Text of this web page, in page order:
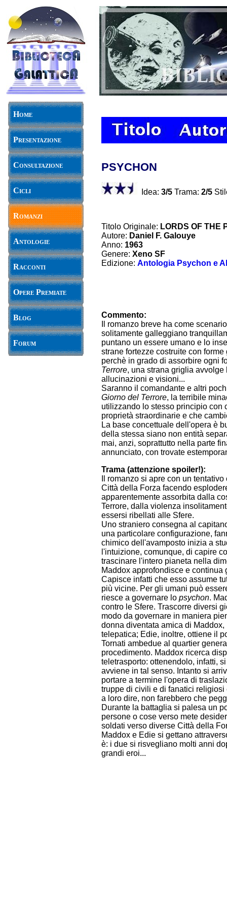
Home
Presentazione
Consultazione
Cicli
Romanzi
Antologie
Racconti
Opere Premiate
Blog
Forum
PSYCHON
Idea: 3/5 Trama: 2/5
Titolo Originale: LORDS OF THE
Autore: Daniel F. Galouye
Anno: 1963
Genere: Xeno SF
Edizione: Antologia Psychon e
Commento:
Il romanzo breve ha come
solitamente galleggiano
puntano un essere umano e lo
strane fortezze costruite con
perchè in grado di assorbire ogni
Terrore, una strana griglia
allucinazioni e visioni...
Saranno il comandante e altri
Giorno del Terrore, la terribile
utilizzando lo stesso principio con
proprietà straordinarie e che
La base concettuale dell'opera è
della stessa siano non entità
mai, anzi, soprattutto nella parte
annunciato, con trovate
Trama (attenzione spoiler!):
Il romanzo si apre con un
Città della Forza facendo
apparentemente assorbita dalla
Terrore, dalla violenza
essersi ribellati alle Sfere.
Uno straniero consegna al
una particolare configurazione,
chimico dell'avamposto inizia a
l'intuizione, comunque, di capire
trascinare l'intero pianeta nella
Maddox approfondisce e
Capisce infatti che esso assume
più vicine. Per gli umani può
riesce a governare lo psychon.
contro le Sfere. Trascorre diversi
modo da governare in maniera
donna diventata amica di
telepatica; Edie, inoltre, ottiene il
Tornati ambedue al quartier
procedimento. Maddox ricerca
teletrasporto: ottenendolo, infatti,
avviene in tal senso. Intanto si
portare a termine l'opera di
truppe di civili e di fanatici
a loro dire, non farebbero che
Durante la battaglia si palesa un
persone o cose verso mete
soldati verso diverse Città della
Maddox e Edie si gettano
è: i due si risvegliano molti anni
grandi eroi...